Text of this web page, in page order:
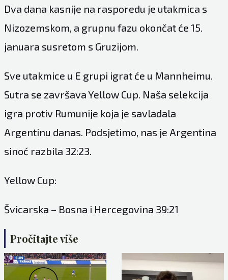
Dva dana kasnije na rasporedu je utakmica s
Nizozemskom, a grupnu fazu okončat će 15.
januara susretom s Gruzijom.
Sve utakmice u E grupi igrat će u Mannheimu.
Sutra se završava Yellow Cup. Naša selekcija
igra protiv Rumunije koja je savladala
Argentinu danas. Podsjetimo, nas je Argentina
sinoć razbila 32:23.
Yellow Cup:
Švicarska – Bosna i Hercegovina 39:21
Pročitajte više